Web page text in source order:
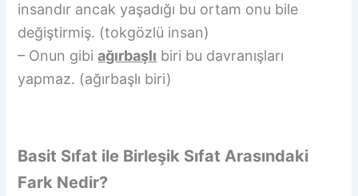
insandır ancak yaşadığı bu ortam onu bile
değiştirmiş. (tokgözlü insan)
– Onun gibiağırbaşlı biri bu davranışları
yapmaz. (ağırbaşlı biri)
Basit Sıfat ile Birleşik Sıfat Arasındaki
Fark Nedir?